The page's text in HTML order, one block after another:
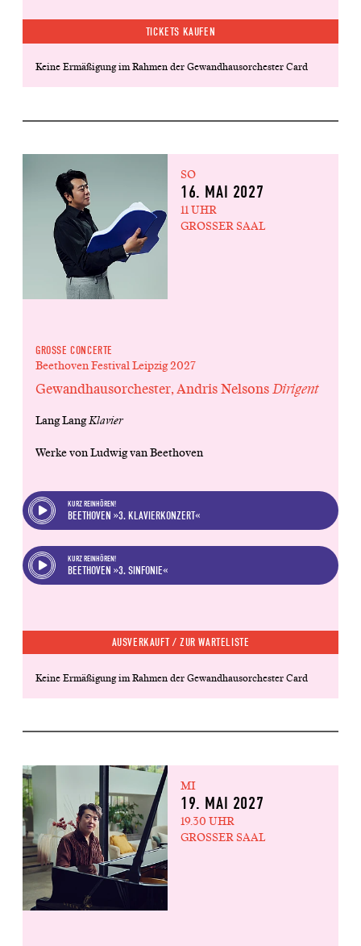
TICKETS KAUFEN
Keine Ermäßigung im Rahmen der Gewandhausorchester Card
SO
16. MAI 2027
11 UHR
GROSSER SAAL
GROSSE CONCERTE
Beethoven Festival Leipzig 2027
Gewandhausorchester, Andris NelsonsDirigent
Lang LangKlavier
Werke von Ludwig van Beethoven
KURZ REINHÖREN!
BEETHOVEN »3. KLAVIERKONZERT«
KURZ REINHÖREN!
BEETHOVEN »3. SINFONIE«
AUSVERKAUFT / ZUR WARTELISTE
Keine Ermäßigung im Rahmen der Gewandhausorchester Card
MI
19. MAI 2027
19.30 UHR
GROSSER SAAL